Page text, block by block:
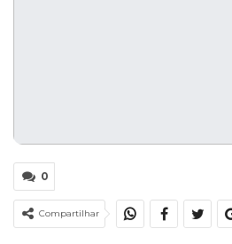
0
Compartilhar